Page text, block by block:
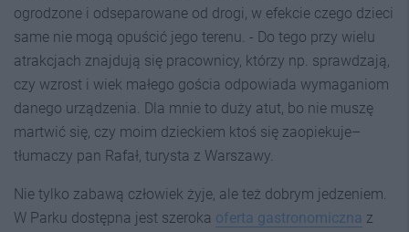
ogrodzone i odseparowane od drogi, w efekcie czego dzieci
same nie mogą opuścić jego terenu. - Do tego przy wielu
atrakcjach znajdują się pracownicy, którzy np. sprawdzają,
czy wzrost i wiek małego gościa odpowiada wymaganiom
danego urządzenia. Dla mnie to duży atut, bo nie muszę
martwić się, czy moim dzieckiem ktoś się zaopiekuje–
tłumaczy pan Rafał, turysta z Warszawy.
Nie tylko zabawą człowiek żyje, ale też dobrym jedzeniem.
W Parku dostępna jest szeroka oferta gastronomiczna z